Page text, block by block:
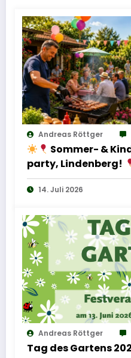
Andreas Röttger
Sommer- &
party, Lindenberg!
14. Juli 2026
Andreas Röttger
Tag des Gartens